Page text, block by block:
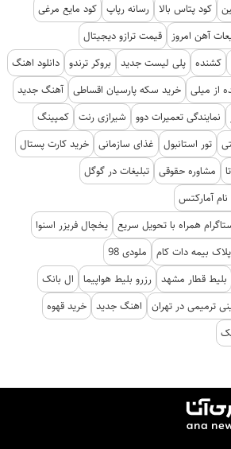
کود پتاس بالا رسانه رپاپ کود مایع مرغی
آهن امروز
قیمت ترازو دیجیتال
کشنده پلی لیست جدید بروکر ترندو دانلود اهنگ
از میلی خرید سکه پارسیان اقساطی آهنگ جدید
نمایندگی تعمیرات دوو شیرازی رنت کمپینگ
تور استانبول غذای سازمانی خرید کارت پستال
مشاوره حقوقی تبلیغات در گوگل
آمارکتس
همراه با تحویل سریع یخچال فریزر اسنوا
بیمه دات کام
ملودی 98
بلیط قطار مشهد رزرو بلیط هواپیما
ال بانک
ترمیمی در تهران اهنگ جدید خرید قهوه